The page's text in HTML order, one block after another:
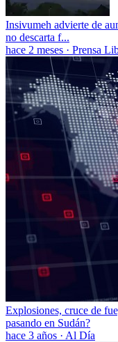
Insivumeh advierte de
no descarta f...
hace 2 meses · Prensa
Explosiones, cruce de
pasando en Sudán?
hace 3 años · Al Día